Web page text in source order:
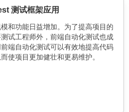
测试框架应用
和功能日益增加。为了提高项目的
试工程师外，前端自动化测试也成
端自动化测试可以有效地提高代码
使项目更加健壮和更易维护。